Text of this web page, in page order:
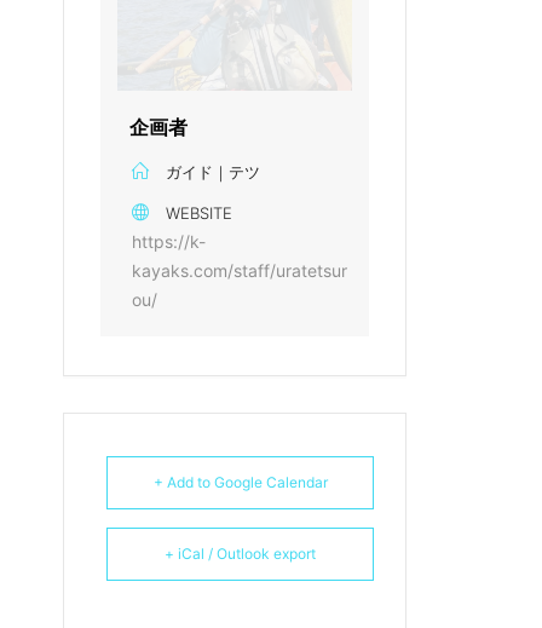
企画者
ガイド｜テツ
WEBSITE
https://k-
kayaks.com/staff/uratetsur
ou/
+ Add to Google Calendar
+ iCal / Outlook export